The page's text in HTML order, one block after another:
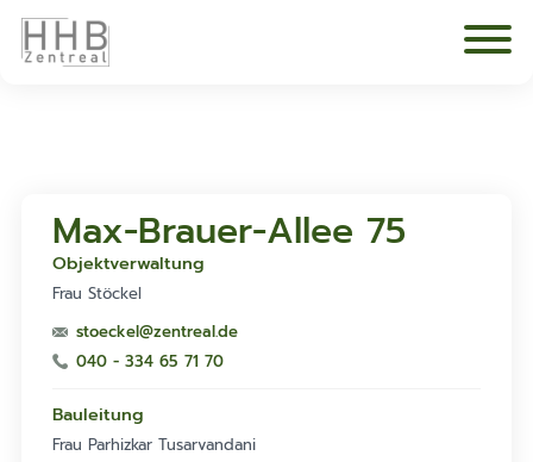
Max-Brauer-Allee 75
Objektverwaltung
Frau Stöckel
stoeckel@zentreal.de
040 - 334 65 71 70
Bauleitung
Frau Parhizkar Tusarvandani